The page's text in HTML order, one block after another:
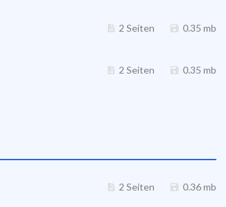
2 Seiten 0.35 mb
2 Seiten 0.35 mb
2 Seiten 0.36 mb